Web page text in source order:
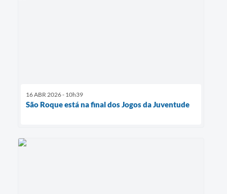
16 ABR 2026 - 10h39
São Roque está na final dos Jogos da Juventude